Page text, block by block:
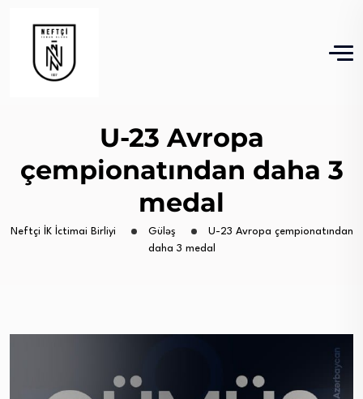
U-23 Avropa
çempionatından daha 3
medal
Neftçi İK İctimai Birliyi Güləş
U-23 Avropa çempionatından
daha 3 medal